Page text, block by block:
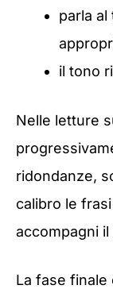
parla
il tono
Nelle letture
ridondanze,
calibro le
accompagni
La fase finale